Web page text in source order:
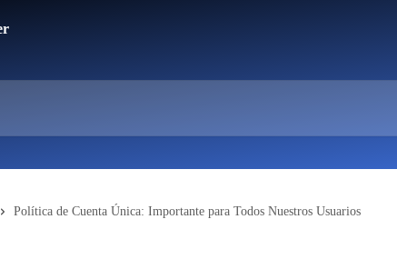
Política de Cuenta Única: Importante para Todos Nuestros Usuarios